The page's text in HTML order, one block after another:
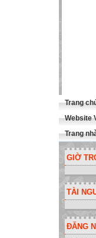
Trang
Website
Trang
GIỜ
TÀI
ĐĂNG